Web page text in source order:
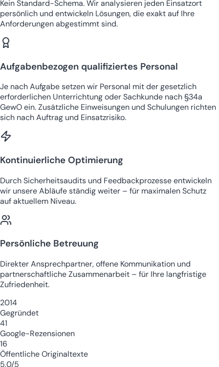
Kein Standard-Schema. Wir analysieren jeden Einsatzort
persönlich und entwickeln Lösungen, die exakt auf Ihre
Anforderungen abgestimmt sind.
Aufgabenbezogen qualifiziertes Personal
Je nach Aufgabe setzen wir Personal mit der gesetzlich
erforderlichen Unterrichtung oder Sachkunde nach §34a
GewO ein. Zusätzliche Einweisungen und Schulungen richten
sich nach Auftrag und Einsatzrisiko.
Kontinuierliche Optimierung
Durch Sicherheitsaudits und Feedbackprozesse entwickeln
wir unsere Abläufe ständig weiter – für maximalen Schutz
auf aktuellem Niveau.
Persönliche Betreuung
Direkter Ansprechpartner, offene Kommunikation und
partnerschaftliche Zusammenarbeit – für Ihre langfristige
Zufriedenheit.
2014
Gegründet
41
Google-Rezensionen
16
Öffentliche Originaltexte
5,0/5